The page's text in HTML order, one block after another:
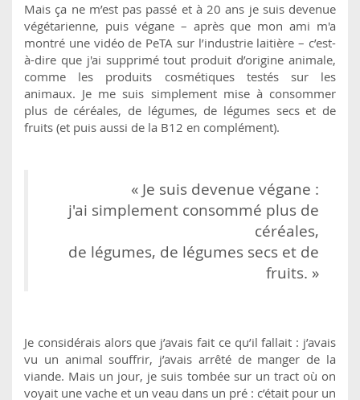
Mais ça ne m’est pas passé et à 20 ans je suis devenue
végétarienne, puis végane – après que mon ami m'a
montré une vidéo de PeTA sur l’industrie laitière – c’est-
à-dire que j'ai supprimé tout produit d’origine animale,
comme les produits cosmétiques testés sur les
animaux. Je me suis simplement mise à consommer
plus de céréales, de légumes, de légumes secs et de
fruits (et puis aussi de la B12 en complément).
« Je suis devenue végane :
j'ai simplement consommé plus de
céréales,
de légumes, de légumes secs et de
fruits. »
Je considérais alors que j’avais fait ce qu’il fallait : j’avais
vu un animal souffrir, j’avais arrêté de manger de la
viande. Mais un jour, je suis tombée sur un tract où on
voyait une vache et un veau dans un pré : c’était pour un